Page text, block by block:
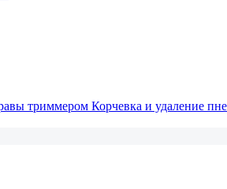
триммером Корчевка и удаление